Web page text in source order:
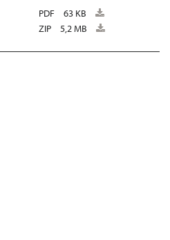
PDF
63 KB
ZIP 5,2 MB